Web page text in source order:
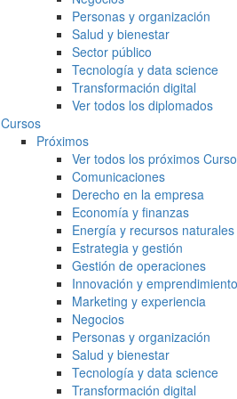
Personas y organización
Salud y bienestar
Sector público
Tecnología y data science
Transformación digital
Ver todos los diplomados
Cursos
Próximos
Ver todos los próximos
Comunicaciones
Derecho en la empresa
Economía y finanzas
Energía y recursos naturales
Estrategia y gestión
Gestión de operaciones
Innovación y emprendimiento
Marketing y experiencia
Negocios
Personas y organización
Salud y bienestar
Tecnología y data science
Transformación digital